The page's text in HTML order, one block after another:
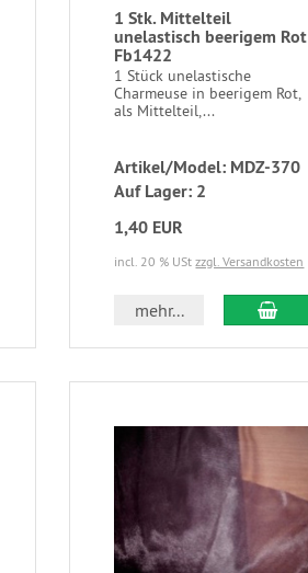
1 Stk. Mittelteil
unelastisch beerigem Rot
Fb1422
1 Stück unelastische
Charmeuse in beerigem Rot,
als Mittelteil,...
Artikel/Model: MDZ-370
Auf Lager: 2
1,40 EUR
incl. 20 % UStzzgl. Versandkosten
mehr...